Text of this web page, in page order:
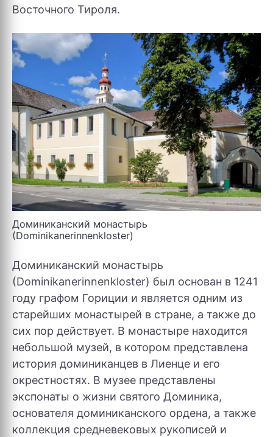
Восточного Тироля.
Доминиканский монастырь
(Dominikanerinnenkloster)
Доминиканский монастырь
(Dominikanerinnenkloster) был основан в 1241
году графом Гориции и является одним из
старейших монастырей в стране, а также до
сих пор действует. В монастыре находится
небольшой музей, в котором представлена
история доминиканцев в Лиенце и его
окрестностях. В музее представлены
экспонаты о жизни святого Доминика,
основателя доминиканского ордена, а также
коллекция средневековых рукописей и